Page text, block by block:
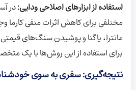
استفاده از ابزارهای اصلاحی ودایی:در
مختلفی برای کاهش اثرات منفی کارما
مانترا، یاگنا و پوشیدن سنگ‌های
برای استفاده از این روش‌ها با یک
نتیجه‌گیری: سفری به سوی